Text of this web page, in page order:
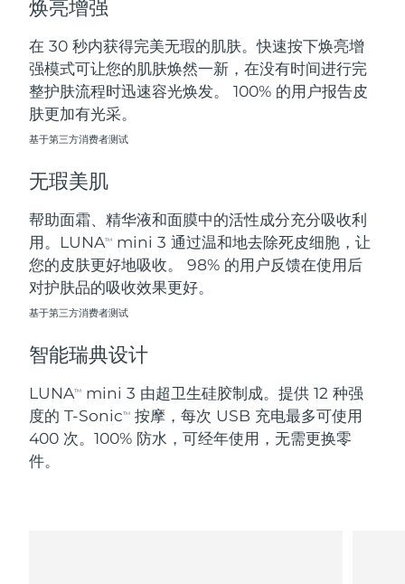
焕亮增强
在 30 秒内获得完美无瑕的肌肤。快速按下焕亮增
强模式可让您的肌肤焕然一新，在没有时间进行完
整护肤流程时迅速容光焕发。 100% 的用户报告皮
肤更加有光采。
基于第三方消费者测试
无瑕美肌
帮助面霜、精华液和面膜中的活性成分充分吸收利
用。LUNATM
mini 3 通过温和地去除死皮细胞，让
您的皮肤更好地吸收。 98% 的用户反馈在使用后
对护肤品的吸收效果更好。
基于第三方消费者测试
智能瑞典设计
LUNATM
mini 3 由超卫生硅胶制成。提供 12 种强
度的 T-SonicTM
按摩，每次 USB 充电最多可使用
400 次。100% 防水，可经年使用，无需更换零
件。
斯洛伐克
斯洛文尼亚 预计送达日期8/8/26
南非 预计送达日期 8/16/26
韩国
西班牙
瑞典 预计送达日期 8/8/26
瑞士 预计送达日期 8/8/26
台湾
泰国
土耳其 预计送达日期8/9/26
阿拉伯联合酋长国 预计送达日期8/9/26